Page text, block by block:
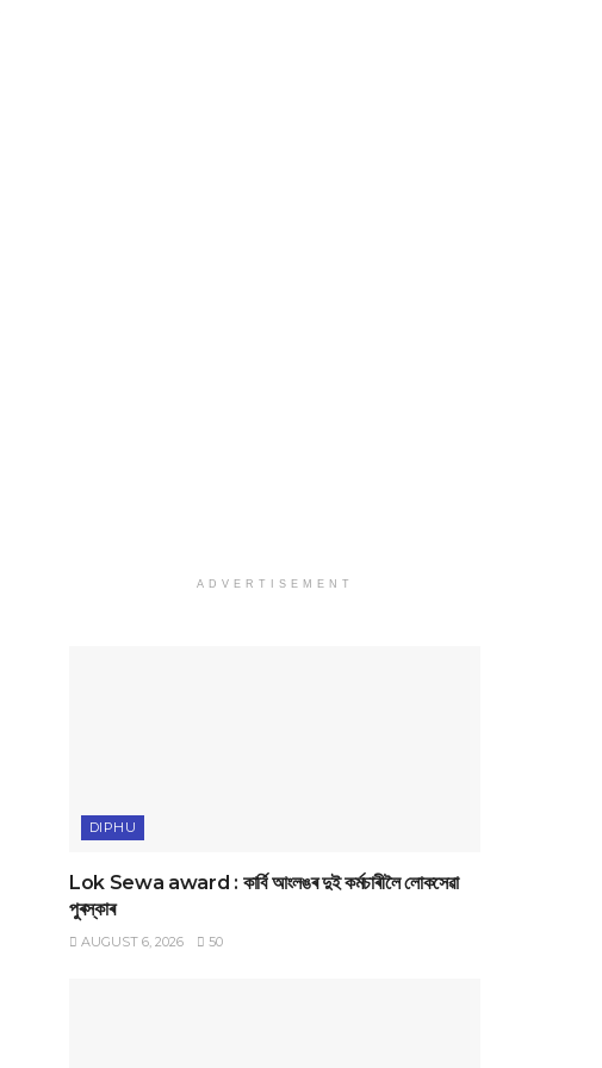
ADVERTISEMENT
DIPHU
Lok Sewa award : কাৰ্বি আংলঙৰ দুই কৰ্মচাৰীলৈ লোকসেৱা
পুৰস্কাৰ
AUGUST 6, 2026 50